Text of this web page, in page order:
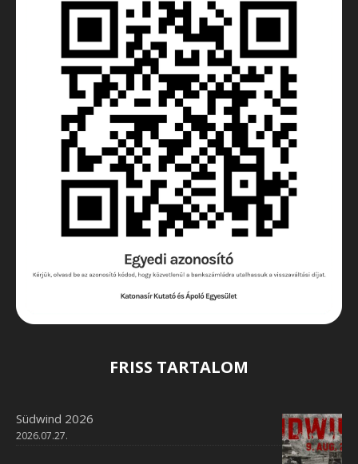
FRISS TARTALOM
Südwind 2026
2026.07.27.